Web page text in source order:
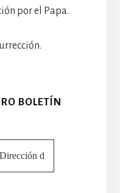
por el Papa.
BOLETÍN